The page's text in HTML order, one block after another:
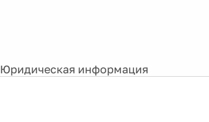
Юридическая информация